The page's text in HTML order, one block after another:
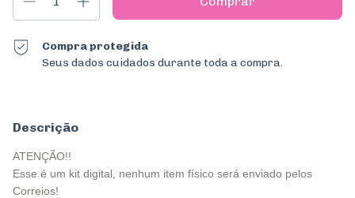
Compra protegida
Seus dados cuidados durante toda a compra.
Descrição
ATENÇÃO!!
Esse é um kit digital, nenhum item físico será enviado pelos
Correios!